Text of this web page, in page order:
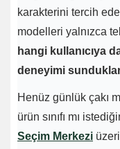
karakterini tercih
modelleri yalnızca
hangi kullanıcıya
deneyimi
Henüz günlük çakı
ürün sınıfı mı
Seçim Merkezi